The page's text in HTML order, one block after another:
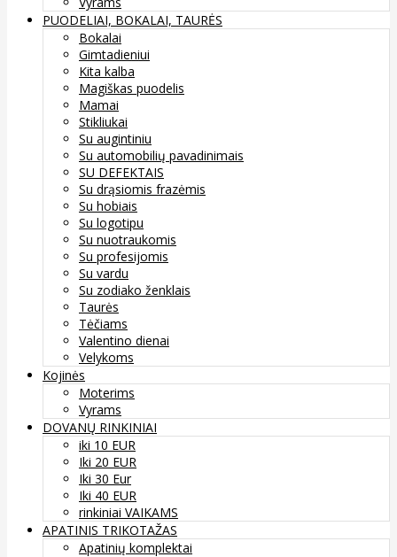
PUODELIAI, BOKALAI, TAURĖS
Bokalai
Gimtadieniui
Kita kalba
Magiškas puodelis
Mamai
Stikliukai
Su augintiniu
Su automobilių pavadinimais
SU DEFEKTAIS
Su drąsiomis frazėmis
Su hobiais
Su logotipu
Su nuotraukomis
Su profesijomis
Su vardu
Su zodiako ženklais
Taurės
Tėčiams
Valentino dienai
Velykoms
Kojinės
Moterims
Vyrams
DOVANŲ RINKINIAI
iki 10 EUR
Iki 20 EUR
Iki 30 Eur
Iki 40 EUR
rinkiniai VAIKAMS
APATINIS TRIKOTAŽAS
Apatinių komplektai